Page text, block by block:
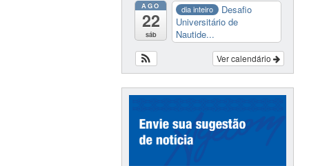
AGO
22
sáb
dia inteiro
Desafio
Universitário de
Nautide...
Ver calendário